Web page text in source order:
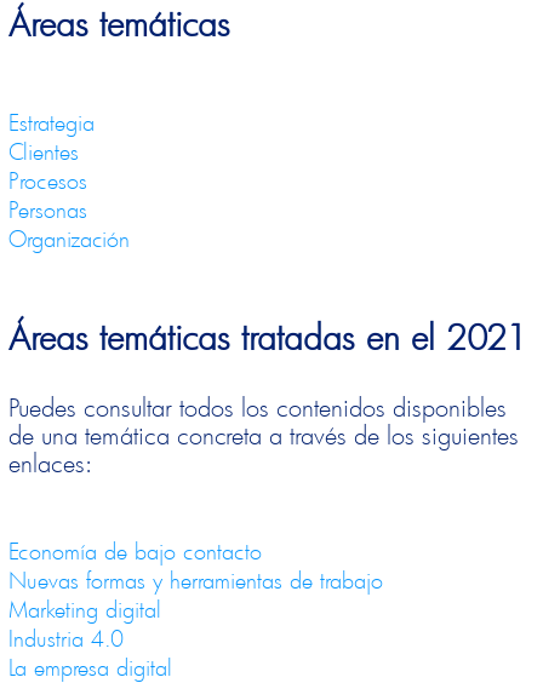
Áreas temáticas
Estrategia
Clientes
Procesos
Personas
Organización
Áreas temáticas tratadas en el 2021
Puedes consultar todos los contenidos disponibles
de una temática concreta a través de los siguientes
enlaces:
Economía de bajo contacto
Nuevas formas y herramientas de trabajo
Marketing digital
Industria 4.0
La empresa digital